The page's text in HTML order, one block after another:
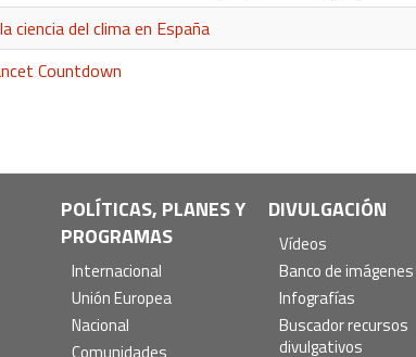
ciencia del clima en España
Countdown
POLÍTICAS, PLANES Y
PROGRAMAS
Internacional
Unión Europea
Nacional
Comunidades
DIVULGACIÓN
Vídeos
Banco de imágenes
Infografías
Buscador recursos
divulgativos